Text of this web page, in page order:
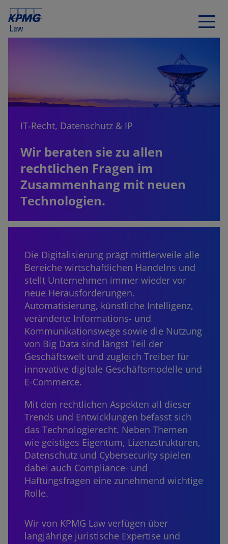
IT‑Recht, Datenschutz & IP
Wir beraten sie zu allen
rechtlichen Fragen im
Zusammenhang mit neuen
Technologien.
Die Digitalisierung prägt mittlerweile alle
Bereiche wirtschaftlichen Handelns und
stellt Unternehmen immer wieder vor
neue Herausforderungen.
Automatisierung, künstliche Intelligenz,
veränderte Informations- und
Kommunikationswege sowie die Nutzung
von Big Data sind längst Teil der
Geschäftswelt und zugleich Treiber für
innovative digitale Geschäftsmodelle und
E-Commerce.
Mit den rechtlichen Aspekten all dieser
Trends und Entwicklungen befasst sich
das Technologierecht. Neben Themen
wie geistiges Eigentum, Lizenzstrukturen,
Datenschutz und Cybersecurity spielen
dabei auch Compliance- und
Haftungsfragen eine zunehmend wichtige
Rolle.
Wir von KPMG Law verfügen über
langjährige juristische Expertise und